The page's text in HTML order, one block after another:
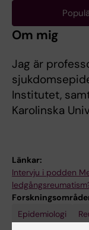
Om mig
Jag är
Institutet,
Karolinska
Länkar:
Intervju i podden
Epidemiologi